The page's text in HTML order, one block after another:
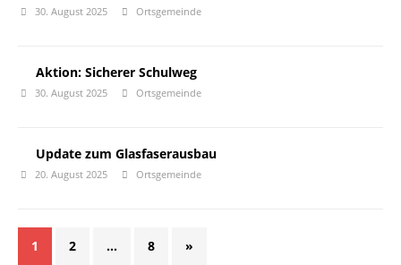
30. August 2025 Ortsgemeinde
Aktion: Sicherer Schulweg
30. August 2025 Ortsgemeinde
Update zum Glasfaserausbau
20. August 2025 Ortsgemeinde
1 2 … 8 »